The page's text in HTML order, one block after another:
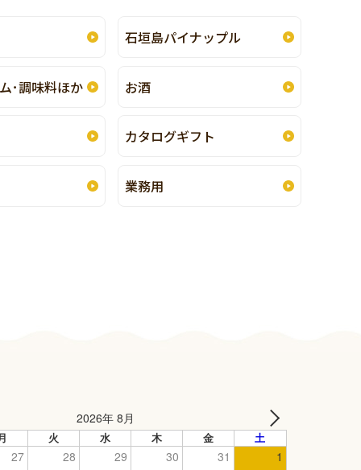
石垣島パイナップル
･調味料ほか お酒
カタログギフト
業務用